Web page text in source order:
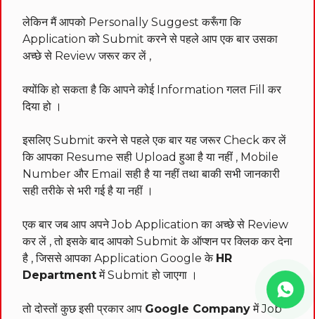
लेकिन मैं आपको Personally Suggest करूँगा कि
Application को Submit करने से पहले आप एक बार उसका
अच्छे से Review जरूर कर लें ,
क्योंकि हो सकता है कि आपने कोई Information गलत Fill कर
दिया हो ।
इसलिए Submit करने से पहले एक बार यह जरूर Check कर लें
कि आपका Resume सही Upload हुआ है या नहीं , Mobile
Number और Email सही है या नहीं तथा बाकी सभी जानकारी
सही तरीके से भरी गई है या नहीं ।
एक बार जब आप अपने Job Application का अच्छे से Review
कर लें , तो इसके बाद आपको Submit के ऑप्शन पर क्लिक कर देना
है , जिससे आपका Application Google के HR
Departmentमें Submit हो जाएगा ।
तो दोस्तों कुछ इसी प्रकार आप Google Companyमें Job